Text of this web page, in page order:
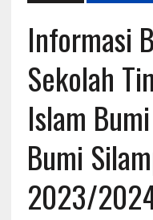
Informasi
Sekolah
Islam
Bumi
2023/